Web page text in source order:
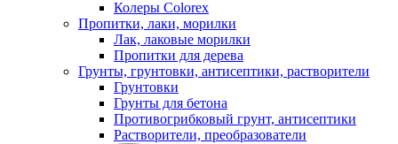
Колеры Colorex
Пропитки, лаки, морилки
Лак, лаковые морилки
Пропитки для дерева
Грунты, грунтовки, антисептики, растворители
Грунтовки
Грунты для бетона
Противогрибковый грунт, антисептики
Растворители, преобразователи